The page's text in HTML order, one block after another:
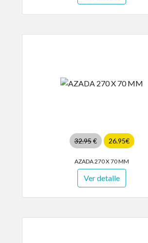
32.95€ 26.95€
AZADA 270 X 70 MM
Ver detalle